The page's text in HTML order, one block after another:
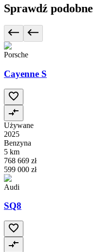
Sprawdź
Porsche
Cayenne S
Używane
2025
Benzyna
5 km
768 669 zł
599 000 zł
Audi
SQ8